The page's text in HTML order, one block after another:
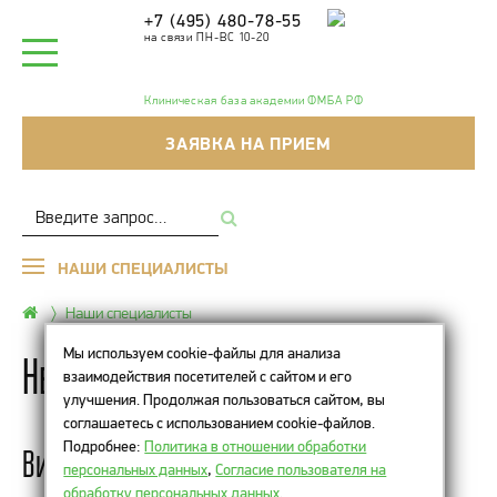
+7 (495) 480-78-55
на связи ПН-ВС 10-20
Клиническая база академии ФМБА РФ
ЗАЯВКА НА ПРИЕМ
НАШИ СПЕЦИАЛИСТЫ
Наши специалисты
Нелюбова Ольга Игоревна
Видео-интервью
Мы используем cookie-файлы для анализа
взаимодействия посетителей с сайтом и его
улучшения. Продолжая пользоваться сайтом, вы
соглашаетесь с использованием cookie-файлов.
Подробнее:Политика в отношении обработки
персональных данных,Согласие пользователя на
обработку персональных данных